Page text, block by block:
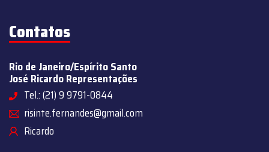
Contatos
Rio de Janeiro/Espírito Santo
José Ricardo Representações
Tel.: (21) 9 9791-0844
risinte.fernandes@gmail.com
Ricardo